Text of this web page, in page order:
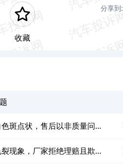
收藏
分享到:
斑点状，售后以非质量问题
理
现象，厂家拒绝理赔且欺骗